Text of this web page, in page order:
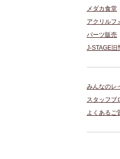
メダカ食堂
アクリルフ
パーツ販売
J-STAGE旧
みんなのレ
スタッフブ
よくあるご